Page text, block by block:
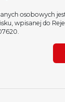
osobowych
wpisanej do